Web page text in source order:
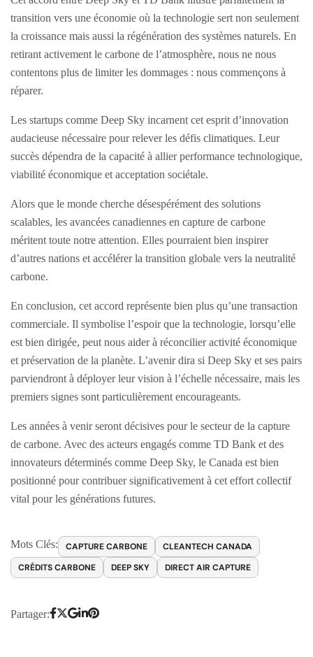
transition vers une économie où la technologie sert non seulement
la croissance mais aussi la régénération des systèmes naturels. En
retirant activement le carbone de l’atmosphère, nous ne nous
contentons plus de limiter les dommages : nous commençons à
réparer.
Les startups comme Deep Sky incarnent cet esprit d’innovation
audacieuse nécessaire pour relever les défis climatiques. Leur
succès dépendra de la capacité à allier performance technologique,
viabilité économique et acceptation sociétale.
Alors que le monde cherche désespérément des solutions
scalables, les avancées canadiennes en capture de carbone
méritent toute notre attention. Elles pourraient bien inspirer
d’autres nations et accélérer la transition globale vers la neutralité
carbone.
En conclusion, cet accord représente bien plus qu’une transaction
commerciale. Il symbolise l’espoir que la technologie, lorsqu’elle
est bien dirigée, peut nous aider à réconcilier activité économique
et préservation de la planète. L’avenir dira si Deep Sky et ses pairs
parviendront à déployer leur vision à l’échelle nécessaire, mais les
premiers signes sont particulièrement encourageants.
Les années à venir seront décisives pour le secteur de la capture
de carbone. Avec des acteurs engagés comme TD Bank et des
innovateurs déterminés comme Deep Sky, le Canada est bien
positionné pour contribuer significativement à cet effort collectif
vital pour les générations futures.
Mots Clés: CAPTURE CARBONE
CLEANTECH CANADA
CRÉDITS CARBONE
DEEP SKY DIRECT AIR CAPTURE
Partager: